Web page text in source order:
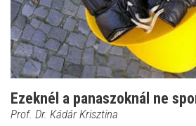
Ezeknél a panaszoknál ne
Prof. Dr. Kádár Krisztina